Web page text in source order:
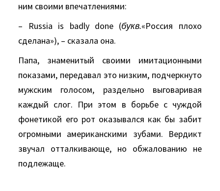
ним своими впечатлениями:
– Russia is badly done (букв.«Россия плохо
сделана»), – сказала она.
Папа, знаменитый своими имитационными
показами, передавал это низким, подчеркнуто
мужским голосом, раздельно выговаривая
каждый слог. При этом в борьбе с чуждой
фонетикой его рот оказывался как бы забит
огромными американскими зубами. Вердикт
звучал отталкивающе, но обжалованию не
подлежаще.